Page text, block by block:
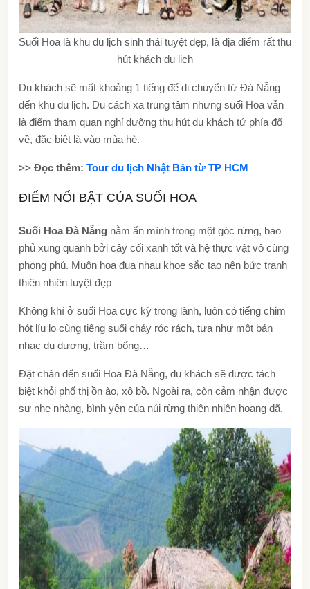
Suối Hoa là khu du lịch sinh thái tuyệt đẹp, là địa điểm rất thu
hút khách du lịch
Du khách sẽ mất khoảng 1 tiếng để di chuyển từ Đà Nẵng
đến khu du lịch. Du cách xa trung tâm nhưng suối Hoa vẫn
là điểm tham quan nghỉ dưỡng thu hút du khách tứ phía đổ
về, đặc biệt là vào mùa hè.
>> Đọc thêm: Tour du lịch Nhật Bản từ TP HCM
ĐIỂM NỔI BẬT CỦA SUỐI HOA
Suối Hoa Đà Nẵng nằm ẩn mình trong một góc rừng, bao
phủ xung quanh bởi cây cối xanh tốt và hệ thực vật vô cùng
phong phú. Muôn hoa đua nhau khoe sắc tạo nên bức tranh
thiên nhiên tuyệt đẹp
Không khí ở suối Hoa cực kỳ trong lành, luôn có tiếng chim
hót líu lo cùng tiếng suối chảy róc rách, tựa như một bản
nhạc du dương, trầm bổng…
Đặt chân đến suối Hoa Đà Nẵng, du khách sẽ được tách
biệt khỏi phố thị ồn ào, xô bồ. Ngoài ra, còn cảm nhận được
sự nhẹ nhàng, bình yên của núi rừng thiên nhiên hoang dã.